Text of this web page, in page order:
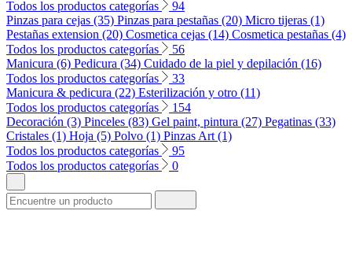
Todos los productos categorías
94
Pinzas para cejas (35) Pinzas para pestañas (20) Micro tijeras (1)
Pestañas extension (20) Cosmetica cejas (14) Cosmetica pestañas (4)
Todos los productos categorías
56
Manicura (6) Pedicura (34) Cuidado de la piel y depilación (16)
Todos los productos categorías
33
Manicura & pedicura (22) Esterilización y otro (11)
Todos los productos categorías
154
Decoración (3) Pinceles (83) Gel paint, pintura (27) Pegatinas (33)
Cristales (1) Hoja (5) Polvo (1) Pinzas Art (1)
Todos los productos categorías
95
Todos los productos categorías
0